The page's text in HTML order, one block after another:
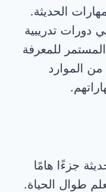
الحديثة.
دورات تدريبية
للمعرفة
من الموارد
جزءًا هامًا
طوال الحياة.